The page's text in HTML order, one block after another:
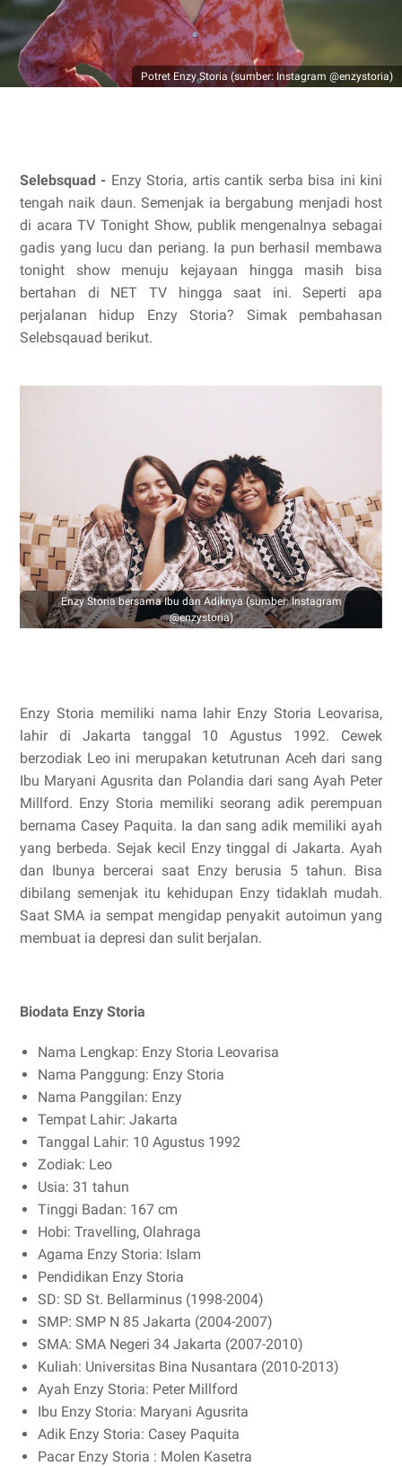
Potret Enzy Storia (sumber: Instagram @enzystoria)
Selebsquad - Enzy Storia, artis cantik serba bisa ini kini
tengah naik daun. Semenjak ia bergabung menjadi host
di acara TV Tonight Show, publik mengenalnya sebagai
gadis yang lucu dan periang. Ia pun berhasil membawa
tonight show menuju kejayaan hingga masih bisa
bertahan di NET TV hingga saat ini. Seperti apa
perjalanan hidup Enzy Storia? Simak pembahasan
Selebsqauad berikut.
Enzy Storia bersama Ibu dan Adiknya (sumber: Instagram
@enzystoria)
Enzy Storia memiliki nama lahir Enzy Storia Leovarisa,
lahir di Jakarta tanggal 10 Agustus 1992. Cewek
berzodiak Leo ini merupakan ketutrunan Aceh dari sang
Ibu Maryani Agusrita dan Polandia dari sang Ayah Peter
Millford. Enzy Storia memiliki seorang adik perempuan
bernama Casey Paquita. Ia dan sang adik memiliki ayah
yang berbeda. Sejak kecil Enzy tinggal di Jakarta. Ayah
dan Ibunya bercerai saat Enzy berusia 5 tahun. Bisa
dibilang semenjak itu kehidupan Enzy tidaklah mudah.
Saat SMA ia sempat mengidap penyakit autoimun yang
membuat ia depresi dan sulit berjalan.
Biodata Enzy Storia
Nama Lengkap: Enzy Storia Leovarisa
Nama Panggung: Enzy Storia
Nama Panggilan: Enzy
Tempat Lahir: Jakarta
Tanggal Lahir: 10 Agustus 1992
Zodiak: Leo
Usia: 31 tahun
Tinggi Badan: 167 cm
Hobi: Travelling, Olahraga
Agama Enzy Storia: Islam
Pendidikan Enzy Storia
SD: SD St. Bellarminus (1998-2004)
SMP: SMP N 85 Jakarta (2004-2007)
SMA: SMA Negeri 34 Jakarta (2007-2010)
Kuliah: Universitas Bina Nusantara (2010-2013)
Ayah Enzy Storia: Peter Millford
Ibu Enzy Storia: Maryani Agusrita
Adik Enzy Storia: Casey Paquita
Pacar Enzy Storia : Molen Kasetra